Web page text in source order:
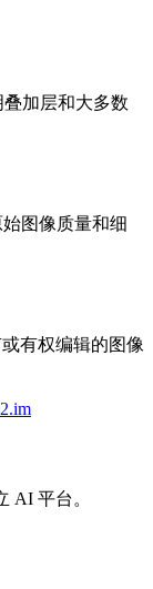
加层和大多数
图像质量和细
有权编辑的图像
AI 平台。